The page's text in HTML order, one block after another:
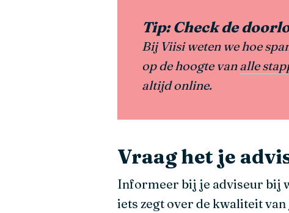
Tip: Check de
Bij Viisi weten we hoe
op de hoogte vanalle
altijd online.
Vraag het je
Informeer bij je adviseur bij
iets zegt over de kwaliteit